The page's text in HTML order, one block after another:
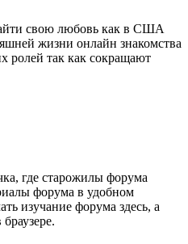
свою любовь как в США
жизни онлайн знакомства
ролей так как сокращают
где старожилы форума
форума в удобном
изучание форума здесь, а